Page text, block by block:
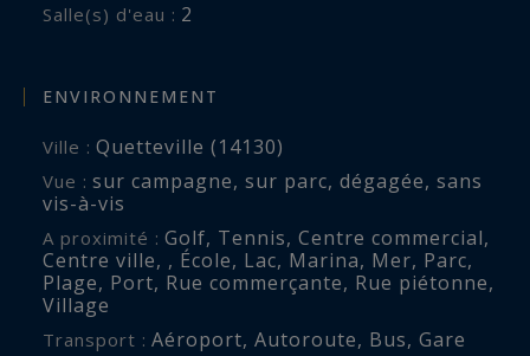
Salle(s) d'eau : 2
ENVIRONNEMENT
Ville : Quetteville (14130)
Vue : sur campagne, sur parc, dégagée, sans
vis-à-vis
A proximité : Golf, Tennis, Centre commercial,
Centre ville, , École, Lac, Marina, Mer, Parc,
Plage, Port, Rue commerçante, Rue piétonne,
Village
Transport : Aéroport, Autoroute, Bus, Gare